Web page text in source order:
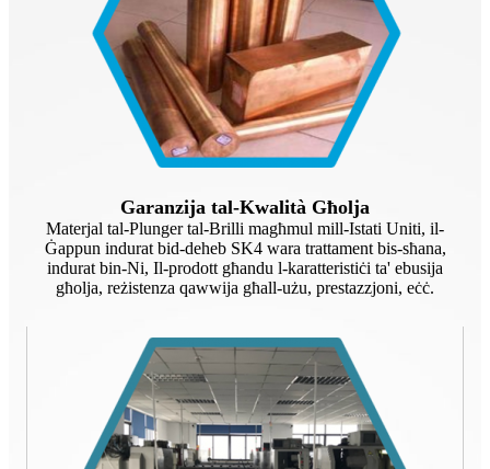
Garanzija tal-Kwalità Għolja
Materjal tal-Plunger tal-Brilli magħmul mill-Istati Uniti, il-
Ġappun indurat bid-deheb SK4 wara trattament bis-sħana,
indurat bin-Ni, Il-prodott għandu l-karatteristiċi ta' ebusija
għolja, reżistenza qawwija għall-użu, prestazzjoni, eċċ.